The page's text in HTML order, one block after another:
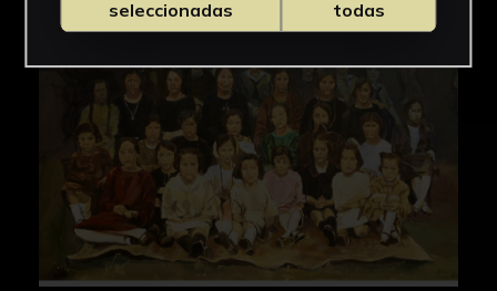
seleccionadas
todas